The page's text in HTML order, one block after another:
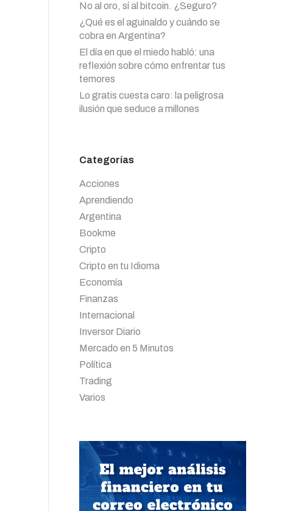
No al oro, sí al bitcoin. ¿Seguro?
¿Qué es el aguinaldo y cuándo se
cobra en Argentina?
El día en que el miedo habló: una
reflexión sobre cómo enfrentar tus
temores
Lo gratis cuesta caro: la peligrosa
ilusión que seduce a millones
Categorías
Acciones
Aprendiendo
Argentina
Bookme
Cripto
Cripto en tu Idioma
Economía
Finanzas
Internacional
Inversor Diario
Mercado en 5 Minutos
Política
Trading
Varios